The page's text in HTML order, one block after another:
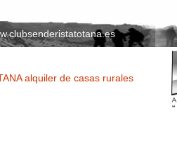
alquiler de casas rurales